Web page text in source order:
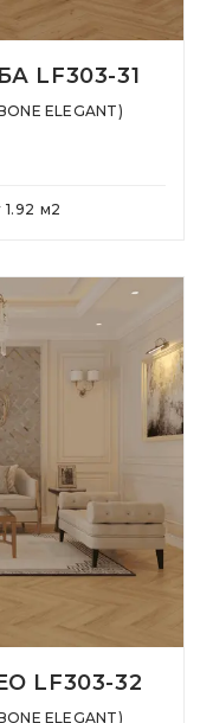
LF303-31
ELEGANT)
1.92 м2
LF303-32
ELEGANT)